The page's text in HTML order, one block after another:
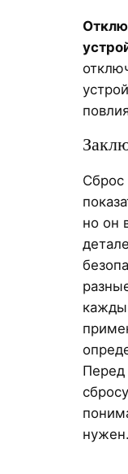
но он
Перед
нужен.